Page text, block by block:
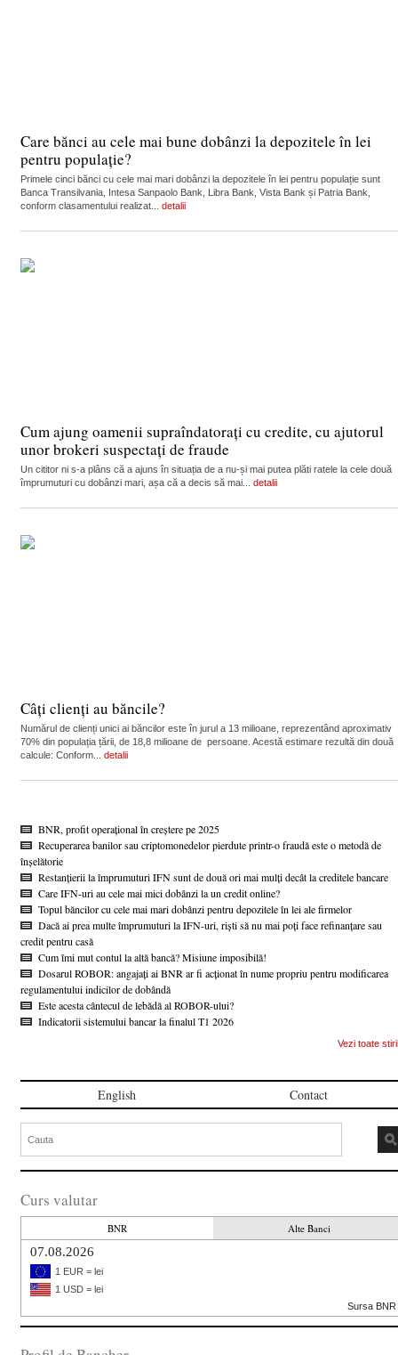
Care bănci au cele mai bune dobânzi la depozitele în lei
pentru populație?
Primele cinci bănci cu cele mai mari dobânzi la depozitele în lei pentru populație sunt
Banca Transilvania, Intesa Sanpaolo Bank, Libra Bank, Vista Bank și Patria Bank,
conform clasamentului realizat... detalii
Cum ajung oamenii supraîndatorați cu credite, cu ajutorul
unor brokeri suspectați de fraude
Un cititor ni s-a plâns că a ajuns în situația de a nu-și mai putea plăti ratele la cele două
împrumuturi cu dobânzi mari, așa că a decis să mai... detalii
Câți clienți au băncile?
Numărul de clienți unici ai băncilor este în jurul a 13 milioane, reprezentând aproximativ
70% din populația țării, de 18,8 milioane de persoane. Acestă estimare rezultă din două
calcule: Conform... detalii
BNR, profit operațional în creștere pe 2025
Recuperarea banilor sau criptomonedelor pierdute printr-o fraudă este o metodă de
înșelătorie
Restanțierii la împrumuturi IFN sunt de două ori mai mulți decât la creditele bancare
Care IFN-uri au cele mai mici dobânzi la un credit online?
Topul băncilor cu cele mai mari dobânzi pentru depozitele în lei ale firmelor
Dacă ai prea multe împrumuturi la IFN-uri, riști să nu mai poți face refinanțare sau
credit pentru casă
Cum îmi mut contul la altă bancă? Misiune imposibilă!
Dosarul ROBOR: angajați ai BNR ar fi acționat în nume propriu pentru modificarea
regulamentului indicilor de dobândă
Este acesta cântecul de lebădă al ROBOR-ului?
Indicatorii sistemului bancar la finalul T1 2026
Vezi toate
English Contact
Curs valutar
BNR Alte Banci
07.08.2026
1 EUR = lei
1 USD = lei
Sursa BNR